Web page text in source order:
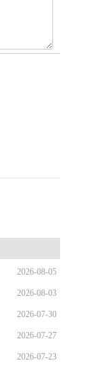
2026-08-05
2026-08-03
2026-07-30
2026-07-27
2026-07-23